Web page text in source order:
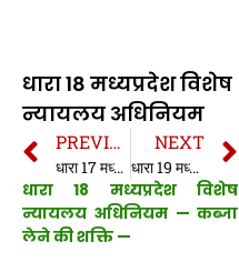
धारा 18 मध्यप्रदेश विशेष
न्यायलय अधिनियम
PREVIOUS
धारा 17 मध्यप्रदेश विशेष न्यायलय अधिनियम
NEXT
धारा 19 मध्यप्रदेश विशेष न्यायलय अधिनियम
धारा 18 मध्यप्रदेश विशेष
न्यायलय अधिनियम — कब्जा
लेने की शक्ति —